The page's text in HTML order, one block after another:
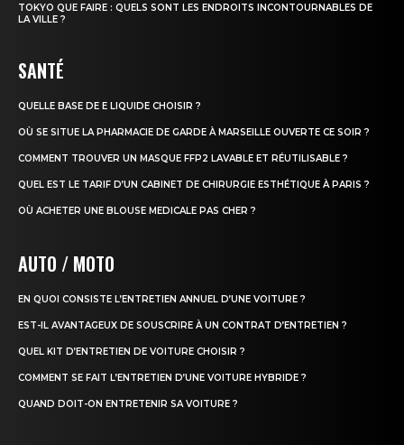
TOKYO QUE FAIRE : QUELS SONT LES ENDROITS INCONTOURNABLES DE
LA VILLE ?
SANTÉ
QUELLE BASE DE E LIQUIDE CHOISIR ?
OÙ SE SITUE LA PHARMACIE DE GARDE À MARSEILLE OUVERTE CE SOIR ?
COMMENT TROUVER UN MASQUE FFP2 LAVABLE ET RÉUTILISABLE ?
QUEL EST LE TARIF D’UN CABINET DE CHIRURGIE ESTHÉTIQUE À PARIS ?
OÙ ACHETER UNE BLOUSE MEDICALE PAS CHER ?
AUTO / MOTO
EN QUOI CONSISTE L’ENTRETIEN ANNUEL D’UNE VOITURE ?
EST-IL AVANTAGEUX DE SOUSCRIRE À UN CONTRAT D’ENTRETIEN ?
QUEL KIT D’ENTRETIEN DE VOITURE CHOISIR ?
COMMENT SE FAIT L’ENTRETIEN D’UNE VOITURE HYBRIDE ?
QUAND DOIT-ON ENTRETENIR SA VOITURE ?